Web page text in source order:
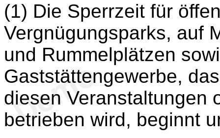
(1) Die Sperrzeit für
Vergnügungsparks, auf
und Rummelplätzen
Gaststättengewerbe,
diesen Veranstaltungen
betrieben wird, beginnt